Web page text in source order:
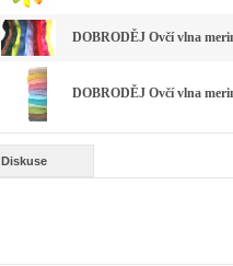
DOBRODĚJ Ovčí vlna
DOBRODĚJ Ovčí vlna
Diskuse